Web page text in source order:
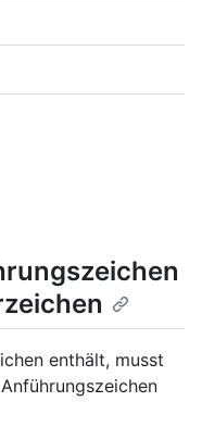
enthält, musst